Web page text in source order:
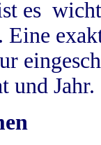
es
und Jahr.